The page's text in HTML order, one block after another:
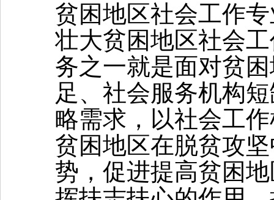
贫困地区社会工作
壮大贫困地区社会
务之一就是面对贫
足、社会服务机构
略需求，以社会工
贫困地区在脱贫攻
势，促进提高贫困